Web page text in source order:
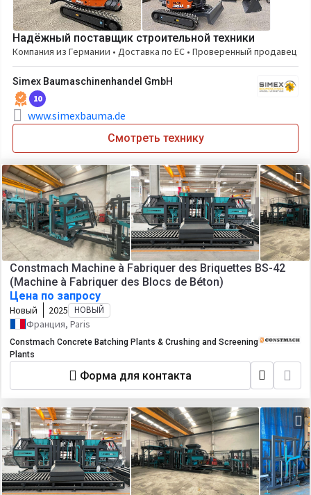
Надёжный поставщик строительной техники
Компания из Германии • Доставка по ЕС • Проверенный продавец
Simex Baumaschinenhandel GmbH
10
www.simexbauma.de
Смотреть технику
Constmach Machine à Fabriquer des Briquettes BS-42
(Machine à Fabriquer des Blocs de Béton)
Цена по запросу
Новый 2025 НОВЫЙ
Франция, Paris
Constmach Concrete Batching Plants & Crushing and Screening
Plants
Форма для контакта